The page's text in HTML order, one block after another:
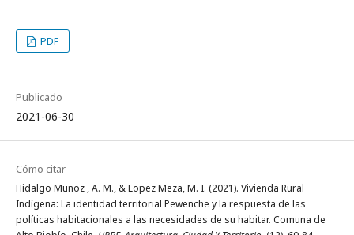
PDF
Publicado
2021-06-30
Cómo citar
Hidalgo Munoz , A. M., & Lopez Meza, M. I. (2021). Vivienda Rural
Indígena: La identidad territorial Pewenche y la respuesta de las
políticas habitacionales a las necesidades de su habitar. Comuna de